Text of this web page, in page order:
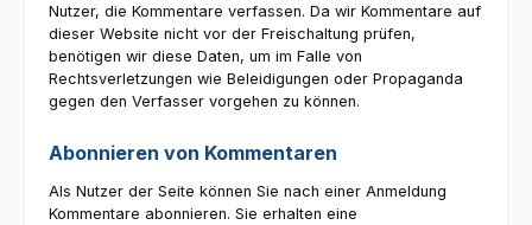
Nutzer, die Kommentare verfassen. Da wir Kommentare auf
dieser Website nicht vor der Freischaltung prüfen,
benötigen wir diese Daten, um im Falle von
Rechtsverletzungen wie Beleidigungen oder Propaganda
gegen den Verfasser vorgehen zu können.
Abonnieren von Kommentaren
Als Nutzer der Seite können Sie nach einer Anmeldung
Kommentare abonnieren. Sie erhalten eine